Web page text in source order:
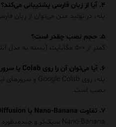
۴. آیا از زبان فارسی پشتیبانی می‌کند؟
بله، در تولید متن می‌توان از زبان
۵. حجم نصب چقدر است؟
کمتر از ۵۰۰ مگابایت (بسته به مدل انتخابی ممکن است بیشتر شود).
۶. آیا می‌توان آن را روی Colab یا سرور ابری نصب کرد؟
نصب است.
۷. تفاوت Nano-Banana با Stable Diffusion چیست؟
Nano-Banana سبک‌تر و چندمنظوره است،